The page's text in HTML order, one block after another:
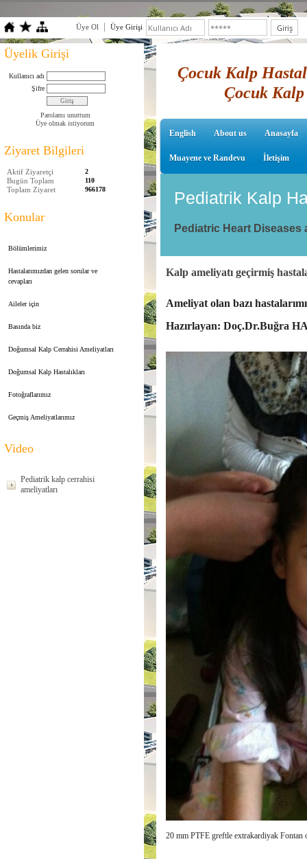
Üye Ol Üye Girişi
Üyelik Girişi
Kullanıcı adı
Şifre
Parolamı unuttum
Üye olmak istiyorum
Ziyaret Bilgileri
Aktif Ziyaretçi 2
Bugün Toplam 110
Toplam Ziyaret 966178
Konular
Bölümlerimiz
Hastalarımızdan gelen sorular ve
cevapları
Aileler için
Basında biz
Doğumsal Kalp Cerrahisi Ameliyatları
Doğumsal Kalp Hastalıkları
Fotoğraflarımız
Geçmiş Ameliyatlarımız
Video
Pediatrik kalp cerrahisi
ameliyatları
Çocuk Kalp
Çocuk
English About us Anasayfa
Muayene ve Randevu İletişim
Pediatrik Kalp
Pediatric Heart
Kalp ameliyatı geçirmiş
Ameliyat olan bazı
Hazırlayan: Doç.Dr.Buğra
20 mm PTFE greftle extrakardiyak Fontan